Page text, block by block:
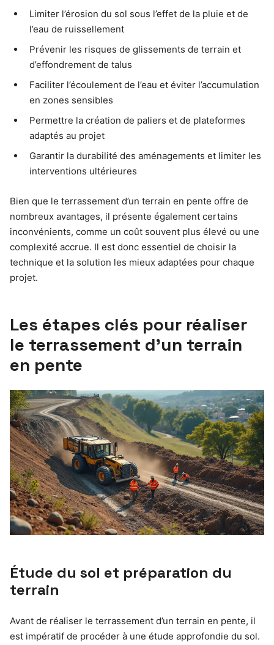
Limiter l’érosion du sol sous l’effet de la pluie et de
l’eau de ruissellement
Prévenir les risques de glissements de terrain et
d’effondrement de talus
Faciliter l’écoulement de l’eau et éviter l’accumulation
en zones sensibles
Permettre la création de paliers et de plateformes
adaptés au projet
Garantir la durabilité des aménagements et limiter les
interventions ultérieures
Bien que le terrassement d’un terrain en pente offre de
nombreux avantages, il présente également certains
inconvénients, comme un coût souvent plus élevé ou une
complexité accrue. Il est donc essentiel de choisir la
technique et la solution les mieux adaptées pour chaque
projet.
Les étapes clés pour réaliser
le terrassement d’un terrain
en pente
Étude du sol et préparation du
terrain
Avant de réaliser le terrassement d’un terrain en pente, il
est impératif de procéder à une étude approfondie du sol.